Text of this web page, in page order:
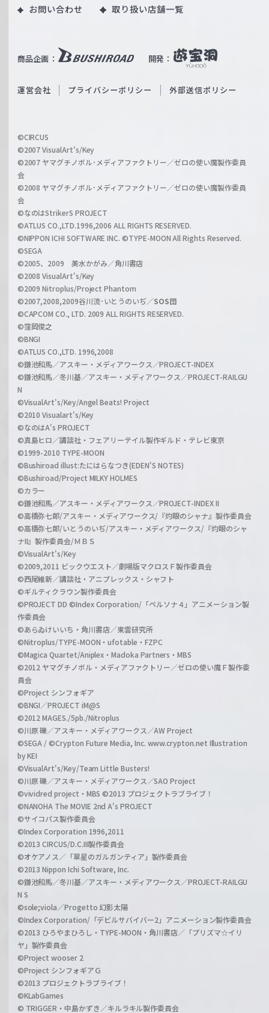
W
ß
c
a
r
z
商品企画： 開発：
u
b
O
i
l
h
a
n
l
お問い合わせ 取り扱い店舗一覧
運営会社 プライバシーポリシー 外部送信ポリシー
©CIRCUS
©2007 VisualArt's/Key
©2007 ヤマグチノボル･メディアファクトリー／ゼロの使い魔製作委員
会
©2008 ヤマグチノボル･メディアファクトリー／ゼロの使い魔製作委員
会
©なのはStrikerS PROJECT
©ATLUS CO.,LTD.1996,2006 ALL RIGHTS RESERVED.
©NIPPON ICHI SOFTWARE INC. ©TYPE-MOON All Rights Reserved.
©SEGA
©2005、2009 美水かがみ／角川書店
©2008 VisualArt's/Key
©2009 Nitroplus/Project Phantom
©2007,2008,2009谷川流･いとうのいぢ／SOS団
©CAPCOM CO., LTD. 2009 ALL RIGHTS RESERVED.
©窪岡俊之
©BNGI
©ATLUS CO.,LTD. 1996,2008
©鎌池和馬／アスキー・メディアワークス／PROJECT-INDEX
©鎌池和馬／冬川基／アスキー・メディアワークス／PROJECT-RAILGU
N
©VisualArt's/Key/Angel Beats! Project
©2010 Visualart's/Key
©なのはA's PROJECT
©真島ヒロ／講談社・フェアリーテイル製作ギルド・テレビ東京
©1999-2010 TYPE-MOON
©Bushiroad illust:たにはらなつき(EDEN'S NOTES)
©Bushiroad/Project MILKY HOLMES
©カラー
©鎌池和馬／アスキー・メディアワークス／PROJECT-INDEX II
©高橋弥七郎/アスキー・メディアワークス/『灼眼のシャナ』製作委員会
©高橋弥七郎/いとうのいぢ/アスキー・メディアワークス/『灼眼のシャ
ナII』製作委員会/ＭＢＳ
©VisualArt's/Key
©2009,2011 ビックウエスト／劇場版マクロスＦ製作委員会
©西尾維新／講談社・アニプレックス・シャフト
©ギルティクラウン製作委員会
©PROJECT DD ©Index Corporation/「ペルソナ４」アニメーション製
作委員会
©あらゐけいいち・角川書店／東雲研究所
©Nitroplus/TYPE-MOON・ufotable・FZPC
©Magica Quartet/Aniplex・Madoka Partners・MBS
©2012 ヤマグチノボル・メディアファクトリー／ゼロの使い魔Ｆ製作委
員会
©Project シンフォギア
©BNGI／PROJECT iM@S
©2012 MAGES./5pb./Nitroplus
©川原 礫／アスキー・メディアワークス／AW Project
©SEGA / ©Crypton Future Media, Inc. www.crypton.net Illustration
by KEI
©VisualArt's/Key/Team Little Busters!
©川原 礫／アスキー・メディアワークス／SAO Project
©vividred project・MBS ©2013 プロジェクトラブライブ！
©NANOHA The MOVIE 2nd A's PROJECT
©サイコパス製作委員会
©Index Corporation 1996,2011
©2013 CIRCUS/D.C.III製作委員会
©オケアノス／「翠星のガルガンティア」製作委員会
©2013 Nippon Ichi Software, Inc.
©鎌池和馬／冬川基／アスキー・メディアワークス／PROJECT-RAILGU
N S
©sole;viola／Progetto 幻影太陽
©Index Corporation/「デビルサバイバー2」アニメーション製作委員会
©2013 ひろやまひろし・TYPE-MOON・角川書店／「プリズマ☆イリ
ヤ」製作委員会
©Project wooser 2
©Project シンフォギアＧ
©2013 プロジェクトラブライブ！
©KLabGames
© TRIGGER・中島かずき／キルラキル製作委員会